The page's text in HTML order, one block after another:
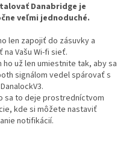
Danabridge je
veľmi jednoduché.
len zapojiť do zásuvky a
na Vašu Wi-fi sieť.
ho už len umiestnite tak, aby sa
signálom vedel spárovať s
sa to deje prostredníctvom
kde si môžete nastaviť
notifikácií.